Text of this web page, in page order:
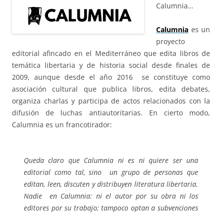
Calumnia…
Calumnia es un
proyecto
editorial afincado en el Mediterráneo que edita libros de
temática libertaria y de historia social desde finales de
2009, aunque desde el año 2016 se constituye como
asociación cultural que publica libros, edita debates,
organiza charlas y participa de actos relacionados con la
difusión de luchas antiautoritarias. En cierto modo,
Calumnia es un francotirador:
Queda claro que Calumnia ni es ni quiere ser una
editorial como tal, sino un grupo de personas que
editan, leen, discuten y distribuyen literatura libertaria.
Nadie en Calumnia: ni el autor por su obra ni los
editores por su trabajo; tampoco optan a subvenciones